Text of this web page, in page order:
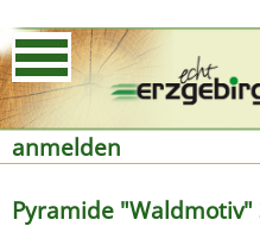
anmelden
Pyramide "Waldmotiv"